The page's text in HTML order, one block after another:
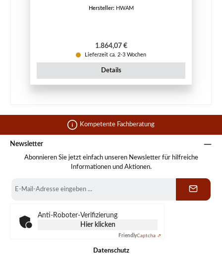
Hersteller: HWAM
Regulärer Preis:
1.864,07 €
Lieferzeit ca. 2-3 Wochen
Details
Kompetente Fachberatung
Newsletter
Abonnieren Sie jetzt einfach unseren Newsletter für hilfreiche
Informationen und Aktionen.
Mail-
Anti-Roboter-Verifizierung
Hier klicken
FriendlyCaptcha ⇗
Datenschutz